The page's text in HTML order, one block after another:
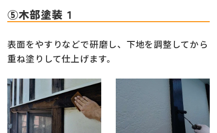
⑤木部塗装１
表面をやすりなどで研磨し、下地を調整してから
重ね塗りして仕上げます。